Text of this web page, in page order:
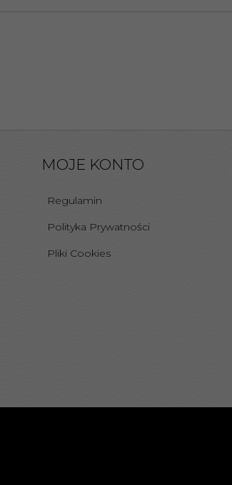
MOJE KONTO
Regulamin
Polityka Prywatności
Pliki Cookies